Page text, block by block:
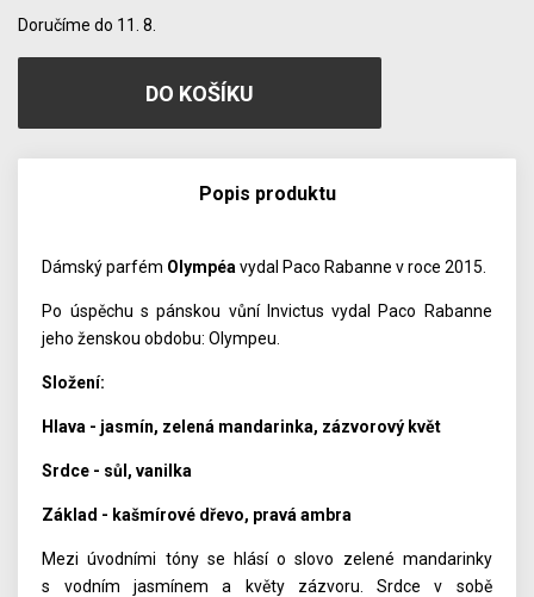
Doručíme do 11. 8.
Popis produktu
Dámský parfém Olympéavydal Paco Rabanne v roce 2015.
Po úspěchu s pánskou vůní Invictus vydal Paco Rabanne
jeho ženskou obdobu: Olympeu.
Složení:
Hlava - jasmín, zelená mandarinka, zázvorový květ
Srdce - sůl, vanilka
Základ - kašmírové dřevo, pravá ambra
Mezi úvodními tóny se hlásí o slovo zelené mandarinky
s vodním jasmínem a květy zázvoru. Srdce v sobě